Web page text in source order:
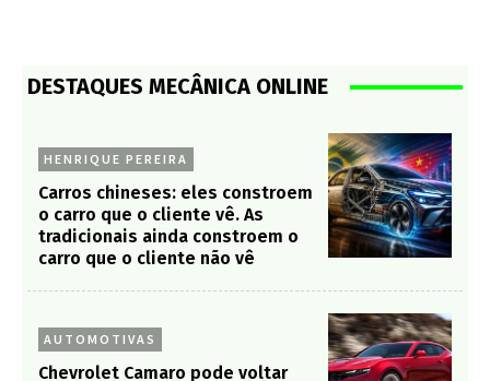
DESTAQUES MECÂNICA ONLINE
HENRIQUE PEREIRA
Carros chineses: eles constroem
o carro que o cliente vê. As
tradicionais ainda constroem o
carro que o cliente não vê
AUTOMOTIVAS
Chevrolet Camaro pode voltar